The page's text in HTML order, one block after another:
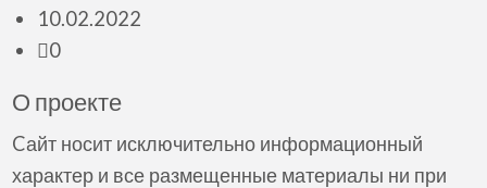
10.02.2022
0
О проекте
Cайт носит исключительно информационный
характер и все размещенные материалы ни при